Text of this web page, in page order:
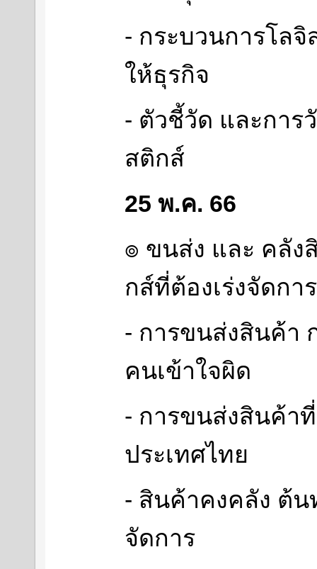
- กระบวนการโล
ให้ธุรกิจ
- ตัวชี้วัด และการ
สติกส์
25 พ.ค. 66
๏ ขนส่ง และ คลั
กส์ที่ต้องเร่งจัดการ
- การขนส่งสินค้า
คนเข้าใจผิด
- การขนส่งสินค้า
ประเทศไทย
- สินค้าคงคลัง ต้
จัดการ